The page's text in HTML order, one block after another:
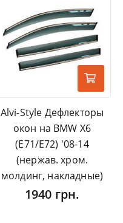
Alvi-Style Дефлекторы
окон на BMW X6
(E71/E72) '08-14
(нержав. хром.
молдинг, накладные)
1940 грн.